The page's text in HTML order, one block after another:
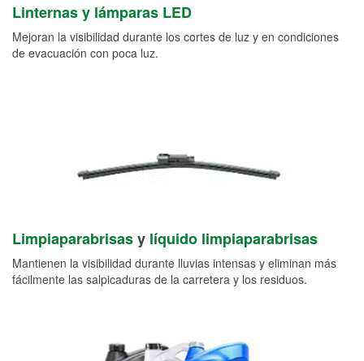
Linternas y lámparas LED
Mejoran la visibilidad durante los cortes de luz y en condiciones
de evacuación con poca luz.
Limpiaparabrisasy líquido limpiaparabrisas
Mantienen la visibilidad durante lluvias intensas y eliminan más
fácilmente las salpicaduras de la carretera y los residuos.